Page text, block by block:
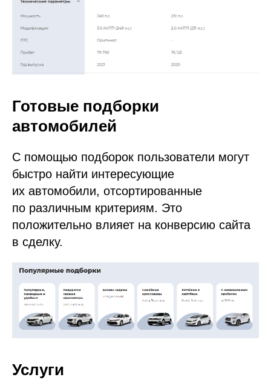
Готовые подборки
автомобилей
С помощью подборок пользователи могут
быстро найти интересующие
их автомобили, отсортированные
по различным критериям. Это
положительно влияет на конверсию сайта
в сделку.
Услуги